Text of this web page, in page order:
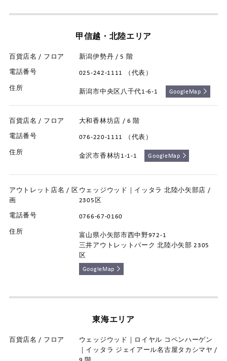
甲信越・北陸エリア
新潟伊勢丹 / 5 階
025-242-1111 （代表）
新潟市中央区八千代1-6-1 GoogleMap
大和香林坊店 / 6 階
076-220-1111 （代表）
金沢市香林坊1-1-1 GoogleMap
ウェッジウッド｜イッタラ 北陸小矢部店 /
2305区
0766-67-0160
富山県小矢部市西中野972-1
三井アウトレットパーク 北陸小矢部 2305
区
GoogleMap
東海エリア
ウェッジウッド｜ロイヤル コペンハーゲン
｜イッタラ ジェイアール名古屋タカシマヤ /